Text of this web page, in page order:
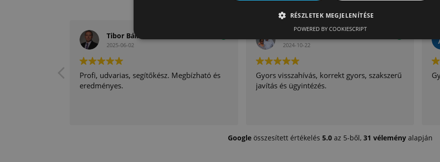
Tibor Bálint
2025-06-02
Profi, udvarias, segítőkész. Megbízható és
eredményes.
2024-10-22
Gyors visszahívás, korrekt gyors, szakszerű
javítás és ügyintézés.
Googleösszesített értékelés 5.0az 5-ből, 31 véleményalapján
RÉSZLETEK MEGJELENÍTÉSE
POWERED BY COOKIESCRIPT